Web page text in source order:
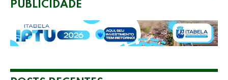
PUBLICIDADE